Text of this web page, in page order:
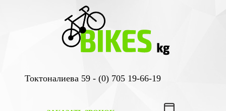
Токтоналиева 59 - (0) 705 19-66-19